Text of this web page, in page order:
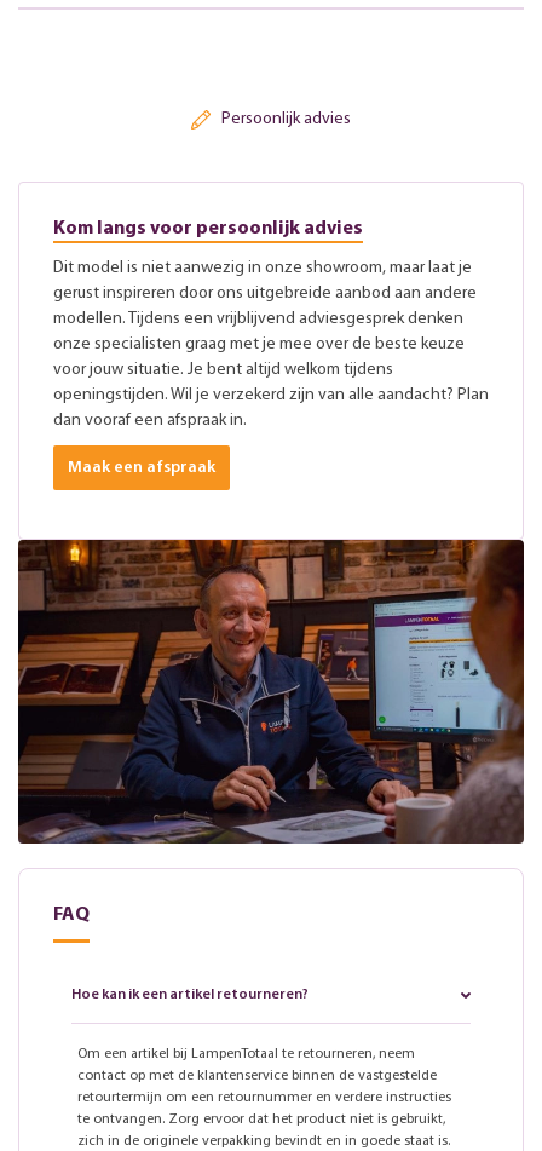
Persoonlijk advies
Kom langs voor persoonlijk advies
Dit model is niet aanwezig in onze showroom, maar laat je
gerust inspireren door ons uitgebreide aanbod aan andere
modellen. Tijdens een vrijblijvend adviesgesprek denken
onze specialisten graag met je mee over de beste keuze
voor jouw situatie. Je bent altijd welkom tijdens
openingstijden. Wil je verzekerd zijn van alle aandacht? Plan
dan vooraf een afspraak in.
Maak een afspraak
FAQ
Hoe kan ik een artikel retourneren?
Om een artikel bij LampenTotaal te retourneren, neem
contact op met de klantenservice binnen de vastgestelde
retourtermijn om een retournummer en verdere instructies
te ontvangen. Zorg ervoor dat het product niet is gebruikt,
zich in de originele verpakking bevindt en in goede staat is.